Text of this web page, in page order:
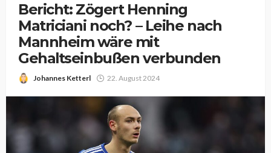
Bericht: Zögert Henning
Matriciani noch? – Leihe nach
Mannheim wäre mit
Gehaltseinbußen verbunden
Johannes Ketterl 22. August 2024